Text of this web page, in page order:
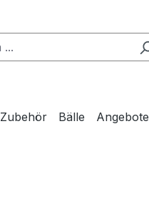
Zubehör Bälle Angebote